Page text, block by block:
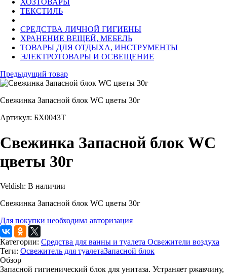
ХОЗТОВАРЫ
ТЕКСТИЛЬ
СРЕДСТВА ЛИЧНОЙ ГИГИЕНЫ
ХРАНЕНИЕ ВЕЩЕЙ, МЕБЕЛЬ
ТОВАРЫ ДЛЯ ОТДЫХА, ИНСТРУМЕНТЫ
ЭЛЕКТРОТОВАРЫ И ОСВЕЩЕНИЕ
Предыдущий товар
Свежинка Запасной блок WC цветы 30г
Артикул: БХ0043Т
Свежинка Запасной блок WC
цветы 30г
Veldish: В наличии
Свежинка Запасной блок WC цветы 30г
Для покупки необходима авторизация
Категории: Средства для ванны и туалета Освежители воздуха
Теги: Освежитель для туалетаЗапасной блок
Обзор
Запасной гигиенический блок для унитаза. Устраняет ржавчину,